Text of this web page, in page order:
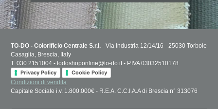
TO-DO - Colorificio Centrale S.r.l. - Via Industria 12/14/16 - 25030 Torbole
Casaglia, Brescia, Italy
T. 030 2151004 - todoshoponline@to-do.it - P.IVA 03032510178
Privacy Policy
Cookie Policy
Condizioni di vendita
Capitale Sociale i.v. 1.800.000€ - R.E.A. C.C.I.A.A di Brescia n° 313076